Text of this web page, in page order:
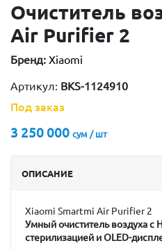
Очиститель
Air Purifier 2
Бренд: Xiaomi
Артикул: BKS-1124910
Под заказ
3 250 000 сум / шт
ОПИСАНИЕ
Xiaomi Smartmi Air Purifier 2
Умный очиститель воздуха с
стерилизацией и OLED-